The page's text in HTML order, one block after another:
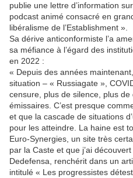
publie une lettre d’information
podcast animé consacré en
libéralisme de l’Establishment ».
Sa dérive anticonformiste l’a
sa méfiance à l’égard des
en 2022 :
« Depuis des années
situation – « Russiagate »,
censure, plus de silence, plus
émissaires. C’est presque
et que la cascade de situations
pour les atteindre. La haine est
Euro-Synergies, un site très
par la Caste et que j’ai
Dedefensa, renchérit dans un
intitulé « Les progressistes